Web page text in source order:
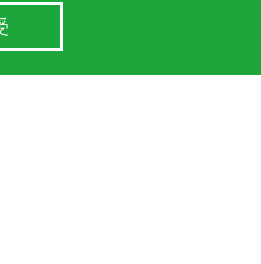
气候变化带来的危机和挑